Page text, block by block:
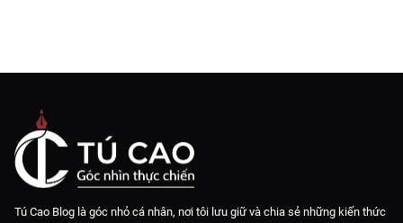
Tú Cao Blog là góc nhỏ cá nhân, nơi tôi lưu giữ và chia sẻ những kiến thức